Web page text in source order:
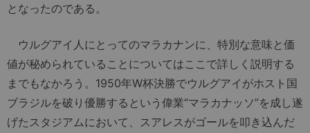
となったのである。
ウルグアイ人にとってのマラカナンに、特別な意味と価
値が秘められていることについてはここで詳しく説明する
までもなかろう。1950年W杯決勝でウルグアイがホスト国
ブラジルを破り優勝するという偉業“マラカナッソ”を成し遂
げたスタジアムにおいて、スアレスがゴールを叩き込んだ